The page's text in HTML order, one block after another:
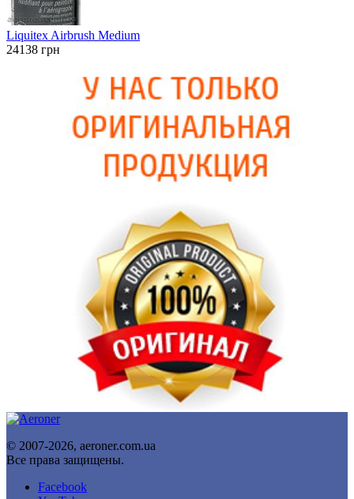
Liquitex Airbrush Medium
24138 грн
© 2007-2026, aeroner.com.ua
Все права защищены.
Facebook